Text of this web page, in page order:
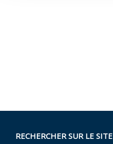
RECHERCHER SUR LE SITE